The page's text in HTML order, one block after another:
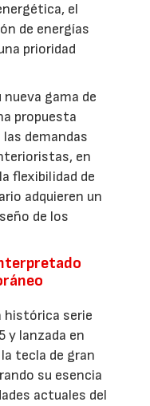
el
de energías
prioridad
gama de
propuesta
demandas
en
flexibilidad de
adquieren un
de los
histórica serie
y lanzada en
tecla de gran
su esencia
actuales del